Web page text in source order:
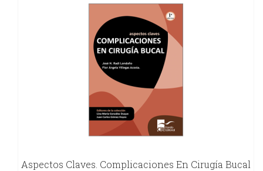
Aspectos Claves. Complicaciones En Cirugía Bucal